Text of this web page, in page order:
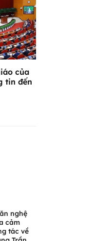
của
tin đến
nghệ
cảm
tác về